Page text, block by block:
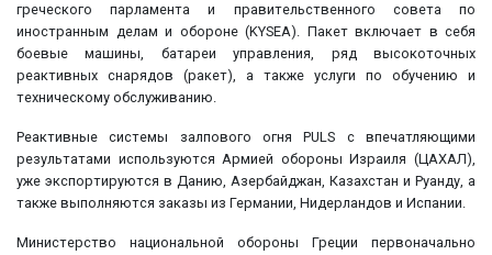
греческого парламента и правительственного совета по
иностранным делам и обороне (KYSEA). Пакет включает в себя
боевые машины, батареи управления, ряд высокоточных
реактивных снарядов (ракет), а также услуги по обучению и
техническому обслуживанию.
Реактивные системы залпового огня PULS с впечатляющими
результатами используются Армией обороны Израиля (ЦАХАЛ),
уже экспортируются в Данию, Азербайджан, Казахстан и Руанду, а
также выполняются заказы из Германии, Нидерландов и Испании.
Министерство национальной обороны Греции первоначально